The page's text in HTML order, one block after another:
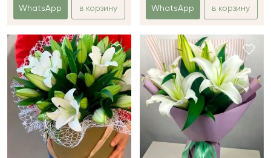
WhatsApp в корзину WhatsApp в корзину